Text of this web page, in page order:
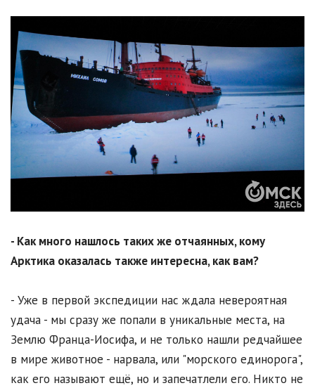
- Как много нашлось таких же отчаянных, кому
Арктика оказалась также интересна, как вам?
- Уже в первой экспедиции нас ждала невероятная
удача - мы сразу же попали в уникальные места, на
Землю Франца-Иосифа, и не только нашли редчайшее
в мире животное - нарвала, или "морского единорога",
как его называют ещё, но и запечатлели его. Никто не